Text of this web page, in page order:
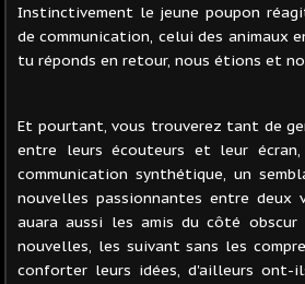
Instinctivement le jeune poupon
de communication, celui des animaux
tu réponds en retour, nous étions et
Et pourtant, vous trouverez tant de
entre leurs écouteurs et leur
communication synthétique, un
nouvelles passionnantes entre
auara aussi les amis du côté
nouvelles, les suivant sans les
conforter leurs idées, d'ailleurs ont-